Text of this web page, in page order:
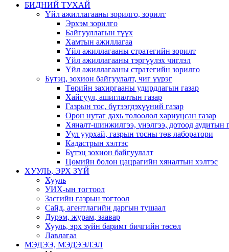
БИДНИЙ ТУХАЙ
Үйл ажиллагааны зорилго, зорилт
Эрхэм зорилго
Байгууллагын түүх
Хамтын ажиллагаа
Үйл ажиллагааны стратегийн зорилт
Үйл ажиллагааны тэргүүлэх чиглэл
Үйл ажиллагааны стратегийн зорилго
Бүтэц, зохион байгуулалт, чиг үүрэг
Төрийн захиргааны удирдлагын газар
Хайгуул, ашиглалтын газар
Газрын тос, бүтээгдэхүүний газар
Орон нутаг дахь төлөөлөл хариуцсан газар
Хяналт-шинжилгээ, үнэлгээ, дотоод аудитын
Уул уурхай, газрын тосны төв лаборатори
Кадастрын хэлтэс
Бүтэц зохион байгуулалт
Цөмийн болон цацрагийн хяналтын хэлтэс
ХУУЛЬ, ЭРХ ЗҮЙ
Хууль
УИХ-ын тогтоол
Засгийн газрын тогтоол
Сайд, агентлагийн даргын тушаал
Дүрэм, журам, заавар
Хууль, эрх зүйн баримт бичгийн төсөл
Лавлагаа
МЭДЭЭ, МЭДЭЭЛЭЛ